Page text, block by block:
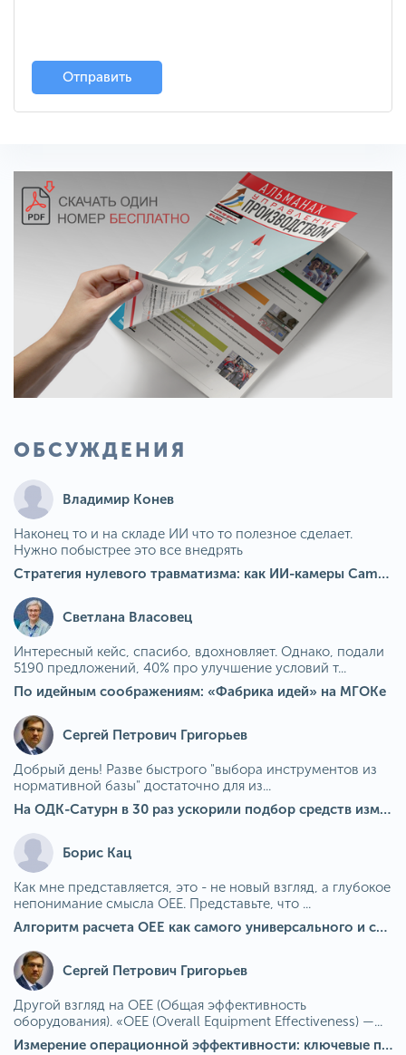
Отправить
ОБСУЖДЕНИЯ
Владимир Конев
Наконец то и на складе ИИ что то полезное сделает.
Нужно побыстрее это все внедрять
Стратегия нулевого травматизма: как ИИ-камеры Camkord снижают риск наезда на пешехода при работе на погрузчике
Светлана Власовец
Интересный кейс, спасибо, вдохновляет. Однако, подали
5190 предложений, 40% про улучшение условий т...
По идейным соображениям: «Фабрика идей» на МГОКе
Сергей Петрович Григорьев
Добрый день! Разве быстрого "выбора инструментов из
нормативной базы" достаточно для из...
На ОДК-Сатурн в 30 раз ускорили подбор средств измерения для контроля качества продукции
Борис Кац
Как мне представляется, это - не новый взгляд, а глубокое
непонимание смысла OEE. Представьте, что ...
Алгоритм расчета ОЕЕ как самого универсального и современного показателя эффективности оборудования в мире
Сергей Петрович Григорьев
Другой взгляд на OEE (Общая эффективность
оборудования). «OEE (Overall Equipment Effectiveness) —...
Измерение операционной эффективности: ключевые показатели для непрерывного совершенствования